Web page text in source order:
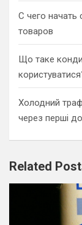
С чего начать
товаров
Що таке
Холодний
через перші
Related